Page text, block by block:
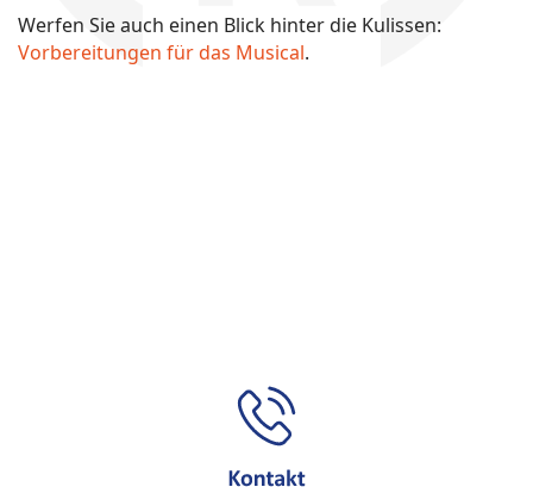
Werfen Sie auch einen Blick hinter die Kulissen:
Vorbereitungen für das Musical.